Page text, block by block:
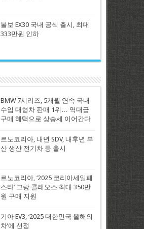
볼보 EX30 국내 공식 출시, 최대
333만원 인하
BMW 7시리즈, 5개월 연속 국내
수입 대형차 판매 1위… 역대급
구매 혜택으로 상승세 이어간다
르노코리아, 내년 SDV, 내후년 부
산 생산 전기차 등 출시
르노코리아, ‘2025 코리아세일페
스타’ 그랑 콜레오스 최대 350만
원 구매 지원
기아 EV3, ‘2025 대한민국 올해의
차’에 선정